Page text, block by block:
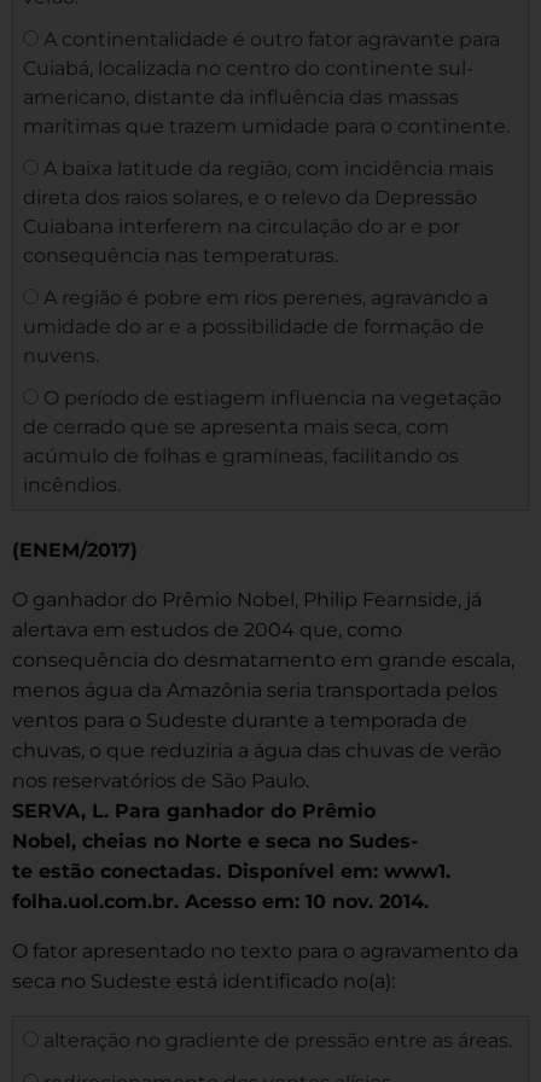
A continentalidade é outro fator agravante para
Cuiabá, localizada no centro do continente sul-
americano, distante da influência das massas
marítimas que trazem umidade para o continente.
A baixa latitude da região, com incidência mais
direta dos raios solares, e o relevo da Depressão
Cuiabana interferem na circulação do ar e por
consequência nas temperaturas.
A região é pobre em rios perenes, agravando a
umidade do ar e a possibilidade de formação de
nuvens.
O período de estiagem influencia na vegetação
de cerrado que se apresenta mais seca, com
acúmulo de folhas e gramíneas, facilitando os
incêndios.
(ENEM/2017)
O ganhador do Prêmio Nobel, Philip Fearnside, já
alertava em estudos de 2004 que, como
consequência do desmatamento em grande escala,
menos água da Amazônia seria transportada pelos
ventos para o Sudeste durante a temporada de
chuvas, o que reduziria a água das chuvas de verão
nos reservatórios de São Paulo.
SERVA, L. Para ganhador do Prêmio
Nobel, cheias no Norte e seca no Sudes-
te estão conectadas. Disponível em: www1.
folha.uol.com.br. Acesso em: 10 nov. 2014.
O fator apresentado no texto para o agravamento da
seca no Sudeste está identificado no(a):
alteração no gradiente de pressão entre as áreas.